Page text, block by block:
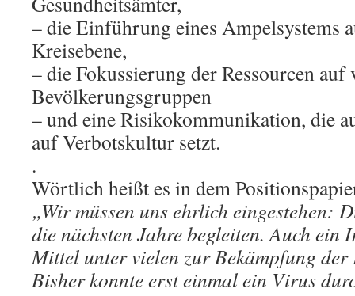
– die Einführung eines Ampelsystems
Kreisebene,
– die Fokussierung der Ressourcen auf
Bevölkerungsgruppen
– und eine Risikokommunikation, die
auf Verbotskultur setzt.
.
Wörtlich heißt es in dem
„Wir müssen uns ehrlich eingestehen:
die nächsten Jahre begleiten. Auch ein
Mittel unter vielen zur Bekämpfung der
Bisher konnte erst einmal ein Virus